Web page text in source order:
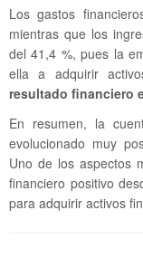
Los gastos
mientras que los
del 41,4 %, pues la
ella a adquirir
resultado financiero
En resumen, la
evolucionado muy
Uno de los aspectos
financiero positivo
para adquirir activos